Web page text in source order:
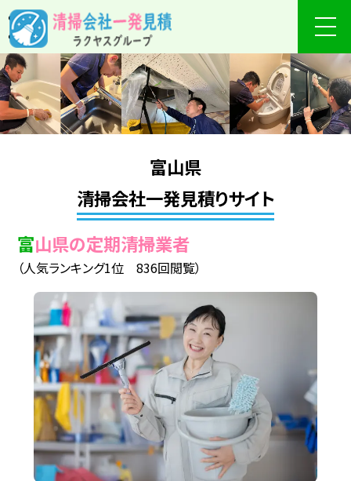
富山県
清掃会社一発見積りサイト
富山県の定期清掃業者
（人気ランキング1位 836回閲覧）